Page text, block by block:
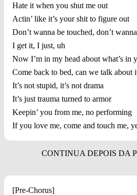
Hate it when you shut me out
Actin’ like it’s your shit to figure out
Don’t wanna be touched, don’t
I get it, I just, uh
Now I’m in my head about what’s in
Come back to bed, can we talk about
It’s not stupid, it’s not drama
It’s just trauma turned to armor
Keepin’ you from me, no performing
If you love me, come and touch me,
[Pre-Chorus]